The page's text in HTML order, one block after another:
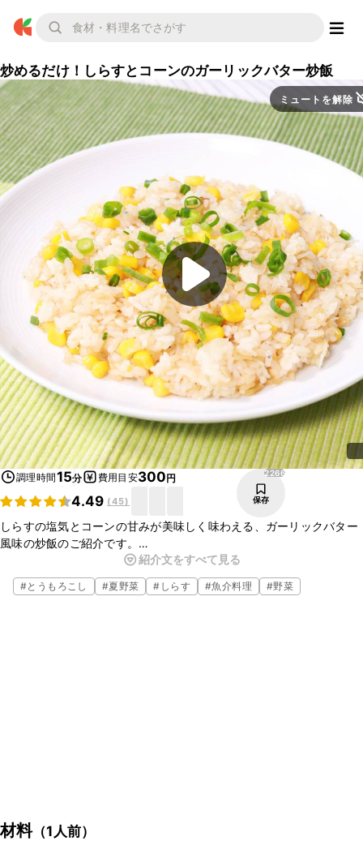
炒めるだけ！しらすとコーンのガーリックバター炒飯
ミュートを解除
調理時間15分 費用目安300円
4.49 (45)
2266
保存
しらすの塩気とコーンの甘みが美味しく味わえる、ガーリックバター
風味の炒飯のご紹介です。
冷蔵庫に余りがちな食材なので、いつでも簡単に作れます。食材費も
安く済み、節約レシピとしてリピート間違い無し！ぜひお試しくださ
い。
紹介文をすべて見る
#とうもろこし #夏野菜 # しらす #魚介料理 #野菜
材料（1人前）